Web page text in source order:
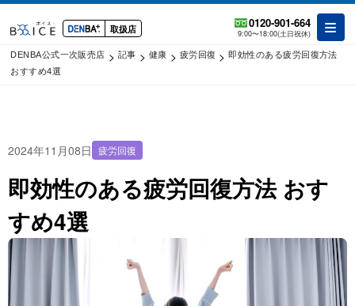
取扱店 0120-901-664
9:00〜18:00(土日祝休)
DENBA公式一次販売店 > 記事 > 健康 > 疲労回復 >即効性のある疲労回復方法
おすすめ4選
2024年11月08日 疲労回復
即効性のある疲労回復方法 おす
すめ4選